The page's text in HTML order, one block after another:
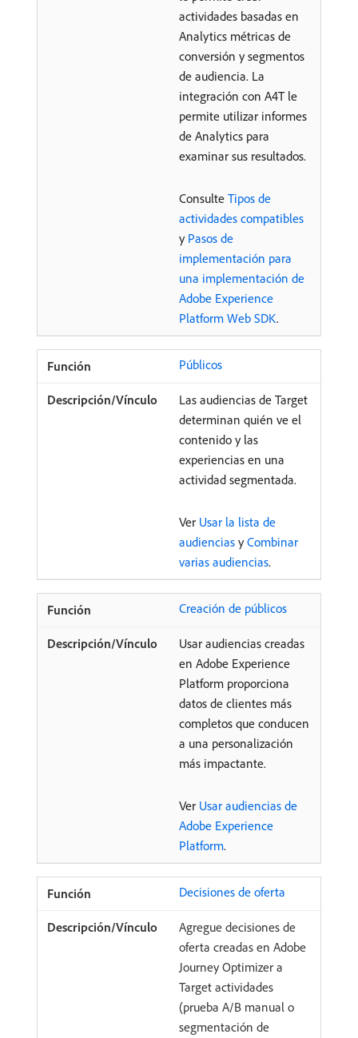
actividades basadas en
Analytics métricas de
conversión y segmentos
de audiencia. La
integración con A4T le
permite utilizar informes
de Analytics para
examinar sus resultados.
Consulte Tipos de
actividades compatibles
y Pasos de
implementación para
una implementación de
Adobe Experience
Platform Web SDK.
Públicos
Las audiencias de Target
determinan quién ve el
contenido y las
experiencias en una
actividad segmentada.
Ver Usar la lista de
audiencias yCombinar
varias audiencias.
Creación de públicos
Usar audiencias creadas
en Adobe Experience
Platform proporciona
datos de clientes más
completos que conducen
a una personalización
más impactante.
Ver Usar audiencias de
Adobe Experience
Platform.
Decisiones de oferta
Agregue decisiones de
oferta creadas en Adobe
Journey Optimizer a
Target actividades
(prueba A/B manual o
segmentación de